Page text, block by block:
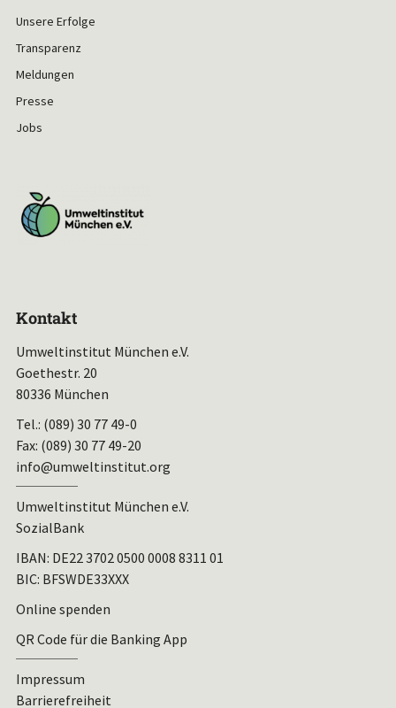
Unsere Erfolge
Transparenz
Meldungen
Presse
Jobs
Kontakt
Umweltinstitut München e.V.
Goethestr. 20
80336 München
Tel.: (089) 30 77 49-0
Fax: (089) 30 77 49-20
info@umweltinstitut.org
Umweltinstitut München e.V.
SozialBank
IBAN: DE22 3702 0500 0008 8311 01
BIC: BFSWDE33XXX
Online spenden
QR Code für die Banking App
Impressum
Barrierefreiheit